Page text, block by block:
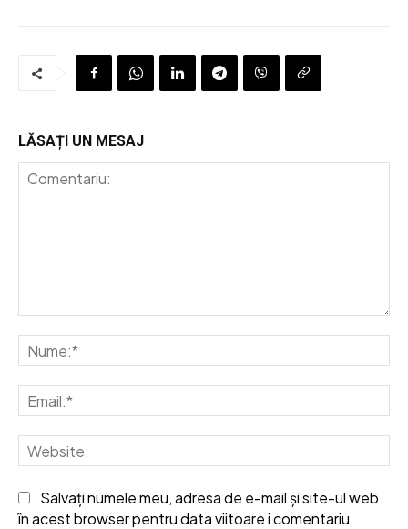
LĂSAȚI UN MESAJ
Salvați numele meu, adresa de e-mail și site-ul web
în acest browser pentru data viitoare i comentariu.